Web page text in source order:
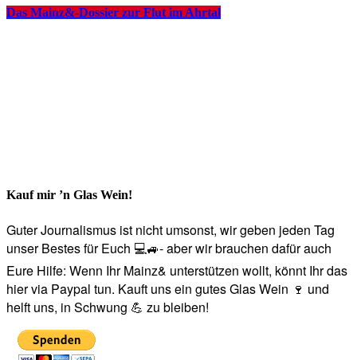
Das Mainz&-Dossier zur Flut im Ahrtal
Kauf mir ’n Glas Wein!
Guter Journalismus ist nicht umsonst, wir geben jeden Tag
unser Bestes für Euch 💻🚙- aber wir brauchen dafür auch
Eure Hilfe: Wenn Ihr Mainz& unterstützen wollt, könnt Ihr das
hier via Paypal tun. Kauft uns ein gutes Glas Wein 🍷 und
helft uns, in Schwung 💪 zu bleiben!